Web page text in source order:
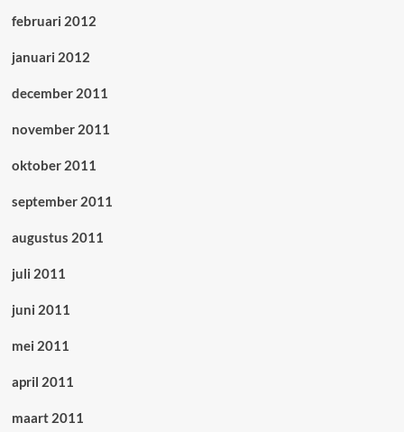
februari 2012
januari 2012
december 2011
november 2011
oktober 2011
september 2011
augustus 2011
juli 2011
juni 2011
mei 2011
april 2011
maart 2011